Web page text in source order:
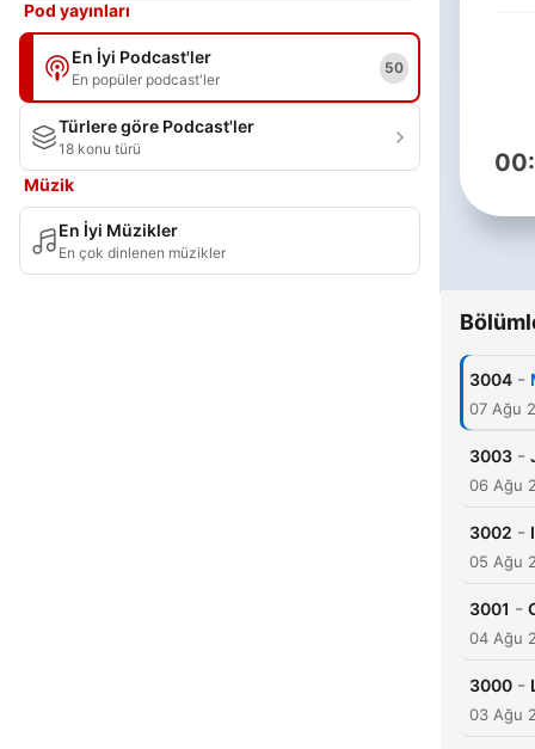
Pod yayınları
En İyi Podcast'ler
En popüler podcast'ler
50
Türlere göre Podcast'ler
18 konu türü
Müzik
En İyi Müzikler
En çok dinlenen müzikler
3004 -
07 Ağu
3003 -
06 Ağu
3002 -
05 Ağu
3001 -
04 Ağu
3000 -
03 Ağu